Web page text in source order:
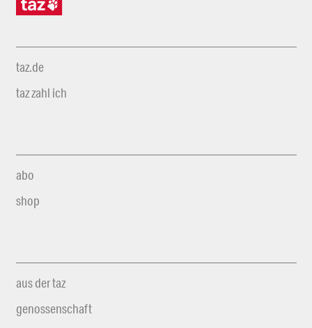
taz.de
taz zahl ich
abo
shop
aus der taz
genossenschaft